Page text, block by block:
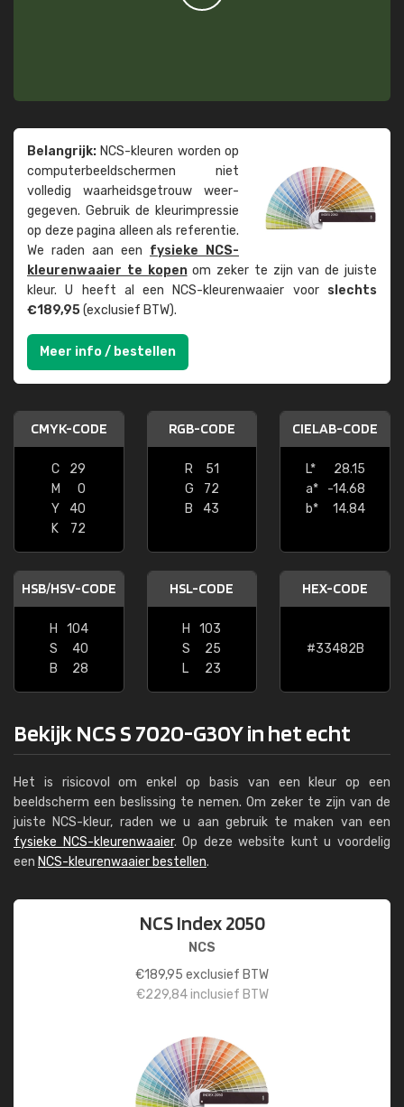
Belangrijk: NCS-kleuren worden op
computer­beeld­schermen niet
volledig waarheids­­getrouw weer­
gegeven. Gebruik de kleur­impressie
op deze pagina alleen als referentie.
We raden aan een fysieke NCS-
kleuren­waaier te kopenom zeker te zijn van de juiste
kleur. U heeft al een NCS-kleuren­waaier voor slechts
€189,95(exclusief BTW).
Meer info / bestellen
CMYK-CODE
C
29
M
0
Y
40
K
72
RGB-CODE
R
51
G
72
B
43
CIELAB-CODE
L*
28.15
a*
-14.68
b*
14.84
HSB/HSV-CODE
H
104
S
40
B
28
HSL-CODE
H
103
S
25
L
23
HEX-CODE
#33482B
Bekijk NCS S 7020-G30Y in het echt
Het is risicovol om enkel op basis van een kleur op een
beeldscherm een beslissing te nemen. Om zeker te zijn van de
juiste NCS-kleur, raden we u aan gebruik te maken van een
fysieke NCS-kleurenwaaier. Op deze website kunt u voordelig
een NCS-kleurenwaaier bestellen.
NCS Index 2050
NCS
€189,95 exclusief BTW
€229,84inclusief BTW